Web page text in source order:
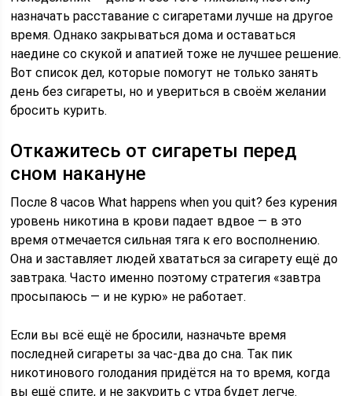
назначать расставание с сигаретами лучше на другое
время. Однако закрываться дома и оставаться
наедине со скукой и апатией тоже не лучшее решение.
Вот список дел, которые помогут не только занять
день без сигареты, но и увериться в своём желании
бросить курить.
Откажитесь от сигареты перед
сном накануне
После 8 часов What happens when you quit? без курения
уровень никотина в крови падает вдвое — в это
время отмечается сильная тяга к его восполнению.
Она и заставляет людей хвататься за сигарету ещё до
завтрака. Часто именно поэтому стратегия «завтра
просыпаюсь — и не курю» не работает.
Если вы всё ещё не бросили, назначьте время
последней сигареты за час-два до сна. Так пик
никотинового голодания придётся на то время, когда
вы ещё спите, и не закурить с утра будет легче.